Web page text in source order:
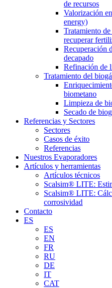
de recursos
Valorización
energy)
Tratamiento
recuperar
Recuperación
decapado
Refinación de
Tratamiento del
biometano
Limpieza de
Secado de
Referencias y Sectores
Sectores
Casos de éxito
Referencias
Nuestros Evaporadores
Artículos y herramientas
Artículos técnicos
Scalsim® LITE:
Scalsim® LITE:
corrosividad
Contacto
ES
ES
EN
FR
RU
DE
IT
CAT